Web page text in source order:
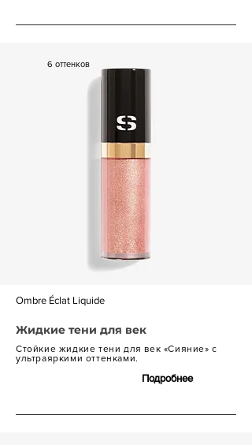
6 оттенков
Ombre Éclat Liquide
Жидкие тени для век
Стойкие жидкие тени для век «Сияние» с
ультраяркими оттенками.
Подробнее